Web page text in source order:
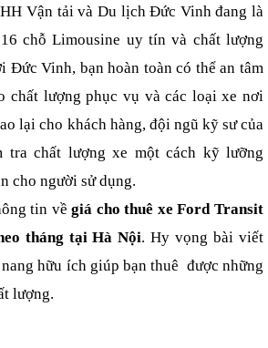
Vận tải và Du lịch Đức Vinh đang là
chỗ Limousine uy tín và chất lượng
Đức Vinh, bạn hoàn toàn có thể an tâm
chất lượng phục vụ và các loại xe nơi
lại cho khách hàng, đội ngũ kỹ sư của
tra chất lượng xe một cách kỹ lưỡng
cho người sử dụng.
tin về giá cho thuê xe Ford Transit
tháng tại Hà Nội. Hy vọng bài viết
hữu ích giúp bạn thuê  được những
lượng.